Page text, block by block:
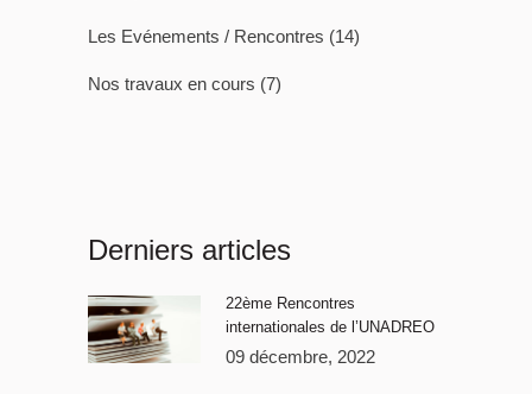
Les Evénements / Rencontres (14)
Nos travaux en cours (7)
Derniers articles
22ème Rencontres
internationales de l’UNADREO
09 décembre, 2022